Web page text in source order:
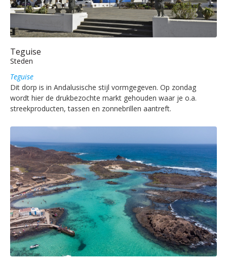
Teguise
Steden
Teguise
Dit dorp is in Andalusische stijl vormgegeven. Op zondag
wordt hier de drukbezochte markt gehouden waar je o.a.
streekproducten, tassen en zonnebrillen aantreft.